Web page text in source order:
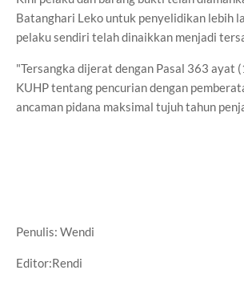
Batanghari Leko untuk penyelidikan lebih
pelaku sendiri telah dinaikkan menjadi
"Tersangka dijerat dengan Pasal 363 ayat
KUHP tentang pencurian dengan
ancaman pidana maksimal tujuh tahun
Penulis: Wendi
Editor:Rendi